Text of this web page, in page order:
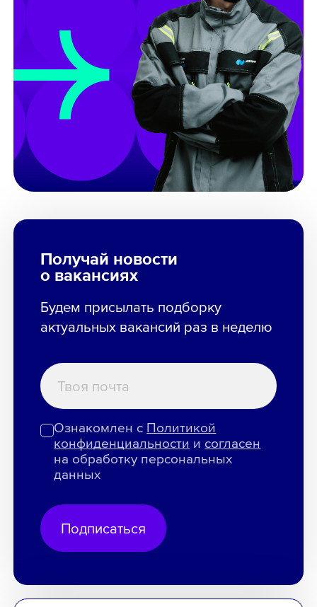
Получай новости
о вакансиях
Будем присылать подборку
актуальных вакансий раз в неделю
Ознакомлен с Политикой
конфиденциальности и согласен
на обработку персональных
данных
Подписаться